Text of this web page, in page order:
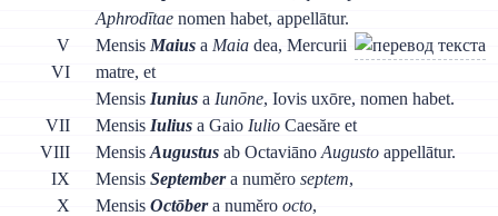
Aphrodītaenomen habet, appellātur.
V
VI
Mensis Maiusa Maiadea, Mercurii
matre, et
Mensis Iuniusa Iunōne, Iovis uxōre, nomen habet.
VII
Mensis Iuliusa Gaio IulioCaesăre et
VIII
Mensis Augustusab Octaviāno Augustoappellātur.
IX
Mensis Septembera numĕro septem,
X
Mensis Octōbera numĕro octo,